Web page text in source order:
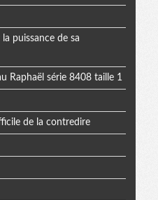
puissance de sa
Raphaël série 8408 taille 1
de la contredire